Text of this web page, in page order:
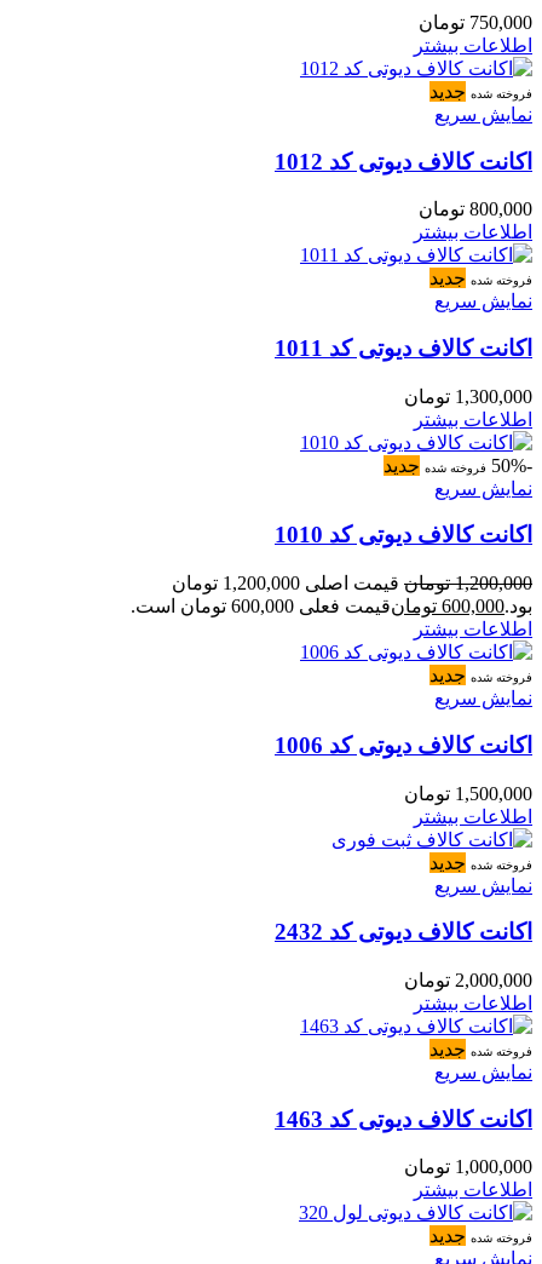
750,000 تومان
اطلاعات بیشتر
فروخته شده جدید
نمایش سریع
اکانت کالاف دیوتی کد 1012
800,000 تومان
اطلاعات بیشتر
فروخته شده جدید
نمایش سریع
اکانت کالاف دیوتی کد 1011
1,300,000 تومان
اطلاعات بیشتر
-50% فروخته شده جدید
نمایش سریع
اکانت کالاف دیوتی کد 1010
1,200,000 تومان
قیمت اصلی 1,200,000 تومان
بود.600,000 تومانقیمت فعلی 600,000 تومان است.
اطلاعات بیشتر
فروخته شده جدید
نمایش سریع
اکانت کالاف دیوتی کد 1006
1,500,000 تومان
اطلاعات بیشتر
فروخته شده جدید
نمایش سریع
اکانت کالاف دیوتی کد 2432
2,000,000 تومان
اطلاعات بیشتر
فروخته شده جدید
نمایش سریع
اکانت کالاف دیوتی کد 1463
1,000,000 تومان
اطلاعات بیشتر
فروخته شده جدید
نمایش سریع